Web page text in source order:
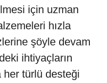
için uzman
hızla
şöyle devam
ihtiyaçların
her türlü desteği